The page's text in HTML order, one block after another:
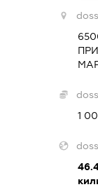
1